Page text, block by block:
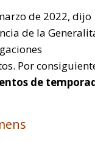
de 2022, dijo
de la
Por
de